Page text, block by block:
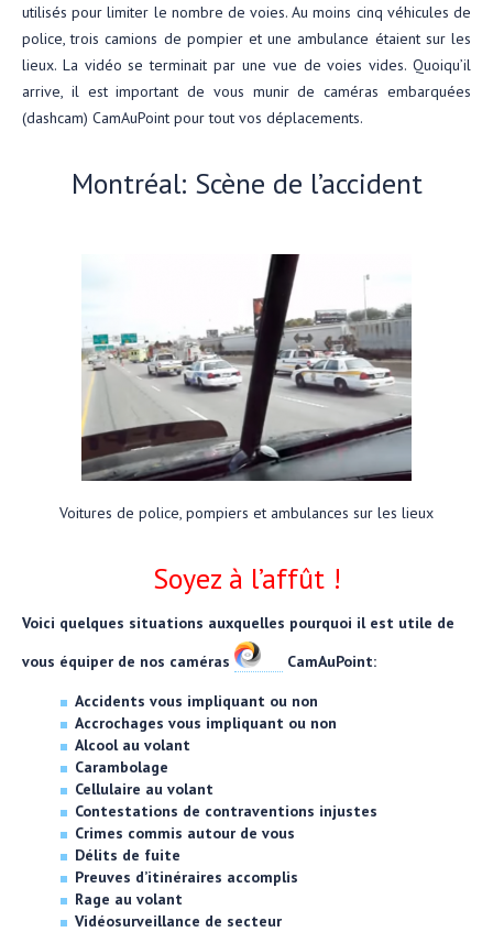
utilisés pour limiter le nombre de voies. Au moins cinq véhicules de
police, trois camions de pompier et une ambulance étaient sur les
lieux. La vidéo se terminait par une vue de voies vides. Quoiqu’il
arrive, il est important de vous munir de caméras embarquées
(dashcam) CamAuPoint pour tout vos déplacements.
Montréal: Scène de l’accident
Voitures de police, pompiers et ambulances sur les lieux
Soyez à l’affût !
Voici quelques situations auxquelles pourquoi il est utile de
vous équiper de nos caméras
CamAuPoint:
Accidents vous impliquant ou non
Accrochages vous impliquant ou non
Alcool au volant
Carambolage
Cellulaire au volant
Contestations de contraventions injustes
Crimes commis autour de vous
Délits de fuite
Preuves d’itinéraires accomplis
Rage au volant
Vidéosurveillance de secteur